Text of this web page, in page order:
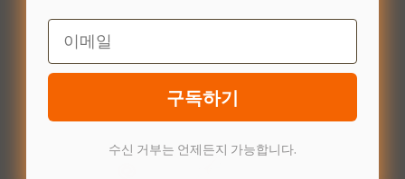
Jun 21,2024
Email
구독하기
수신 거부는 언제든지 가능합니다.